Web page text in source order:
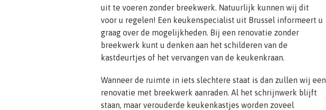
uit te voeren zonder breekwerk. Natuurlijk kunnen wij dit
voor u regelen! Een keukenspecialist uit Brussel informeert u
graag over de mogelijkheden. Bij een renovatie zonder
breekwerk kunt u denken aan het schilderen van de
kastdeurtjes of het vervangen van de keukenkraan.
Wanneer de ruimte in iets slechtere staat is dan zullen wij een
renovatie met breekwerk aanraden. Al het schrijnwerk blijft
staan, maar verouderde keukenkastjes worden zoveel